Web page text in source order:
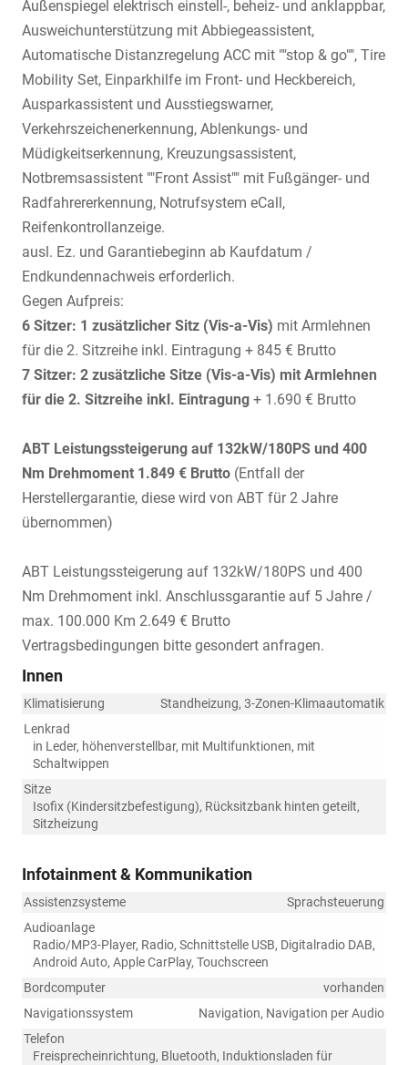
Außenspiegel elektrisch einstell-, beheiz- und anklappbar,
Ausweichunterstützung mit Abbiegeassistent,
Automatische Distanzregelung ACC mit ""stop & go"", Tire
Mobility Set, Einparkhilfe im Front- und Heckbereich,
Ausparkassistent und Ausstiegswarner,
Verkehrszeichenerkennung, Ablenkungs- und
Müdigkeitserkennung, Kreuzungsassistent,
Notbremsassistent ""Front Assist"" mit Fußgänger- und
Radfahrererkennung, Notrufsystem eCall,
Reifenkontrollanzeige.
ausl. Ez. und Garantiebeginn ab Kaufdatum /
Endkundennachweis erforderlich.
Gegen Aufpreis:
6 Sitzer: 1 zusätzlicher Sitz (Vis-a-Vis) mit Armlehnen
für die 2. Sitzreihe inkl. Eintragung + 845 € Brutto
7 Sitzer: 2 zusätzliche Sitze (Vis-a-Vis) mit Armlehnen
für die 2. Sitzreihe inkl. Eintragung + 1.690 € Brutto
ABT Leistungssteigerung auf 132kW/180PS und 400
Nm Drehmoment 1.849 € Brutto (Entfall der
Herstellergarantie, diese wird von ABT für 2 Jahre
übernommen)
ABT Leistungssteigerung auf 132kW/180PS und 400
Nm Drehmoment inkl. Anschlussgarantie auf 5 Jahre /
max. 100.000 Km 2.649 € Brutto
Vertragsbedingungen bitte gesondert anfragen.
Innen
Klimatisierung
Standheizung, 3-Zonen-Klimaautomatik
Lenkrad
in Leder, höhenverstellbar, mit Multifunktionen, mit
Schaltwippen
Sitze
Isofix (Kindersitzbefestigung), Rücksitzbank hinten geteilt,
Sitzheizung
Infotainment & Kommunikation
Assistenzsysteme
Sprachsteuerung
Audioanlage
Radio/MP3-Player, Radio, Schnittstelle USB, Digitalradio DAB,
Android Auto, Apple CarPlay, Touchscreen
Bordcomputer
vorhanden
Navigationssystem
Navigation, Navigation per Audio
Telefon
Freisprecheinrichtung, Bluetooth, Induktionsladen für